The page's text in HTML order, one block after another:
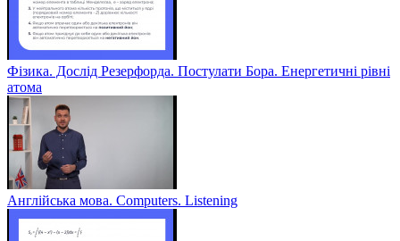
Фізика. Дослід Резерфорда. Постулати Бора. Енергетичні рівні
атома
Англійська мова. Computers. Listening